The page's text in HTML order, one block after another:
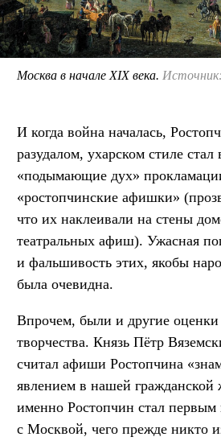
Москва в начале XIX века.
И когда война началась,
разудалом, ухарском стиле стал
«подымающие дух»
«ростопчинские афишки»
что их наклеивали на стены
театральных афиш). Ужасная
и фальшивость этих, якобы
была очевидна.
Впрочем, были и другие оценки
творчества. Князь Пётр
считал афиши Ростопчина
явлением в нашей гражданской
именно Ростопчин стал первым
с Москвой, чего прежде никто